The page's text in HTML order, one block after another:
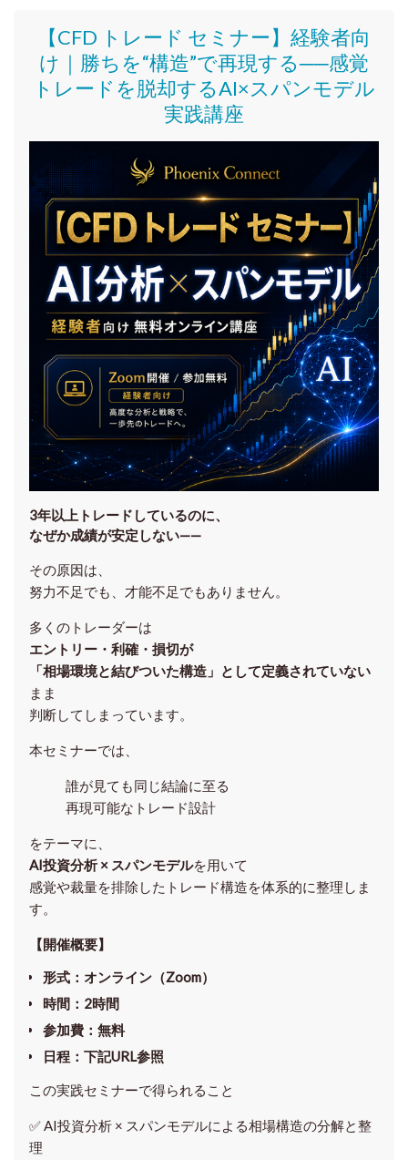
【CFD トレード セミナー】 経験者向
け｜ 勝ちを“構造”で再現する──感覚
トレードを脱却するAI×スパンモデル
実践講座
3年以上トレードしているのに、
なぜか成績が安定しない——
その原因は、
努力不足でも、才能不足でもありません。
多くのトレーダーは
エントリー・利確・損切が
「相場環境と結びついた構造」として定義されていない
まま
判断してしまっています。
本セミナーでは、
誰が見ても同じ結論に至る
再現可能なトレード設計
をテーマに、
AI投資分析 × スパンモデルを用いて
感覚や裁量を排除したトレード構造を体系的に整理しま
す。
【開催概要】
形式：オンライン（Zoom）
時間 ：2時間
参加費：無料
日程：下記URL参照
この実践セミナーで得られること
✅ AI投資分析 × スパンモデルによる相場構造の分解と整
理